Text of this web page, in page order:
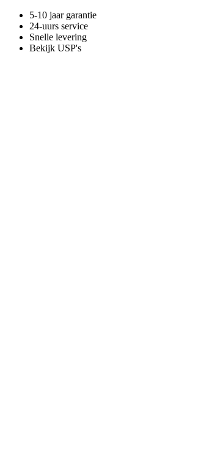
5-10 jaar garantie
24-uurs service
Snelle levering
Bekijk USP's